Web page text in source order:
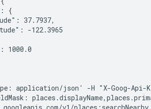
{
37.7937,
-122.3965
1000.0
application/json' -H "X-Goog-Api-